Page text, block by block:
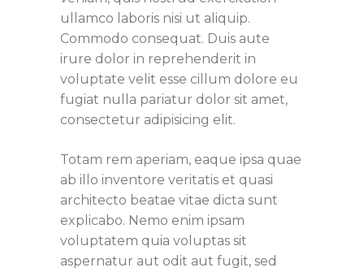
ullamco laboris nisi ut aliquip.
Commodo consequat. Duis aute
irure dolor in reprehenderit in
voluptate velit esse cillum dolore eu
fugiat nulla pariatur dolor sit amet,
consectetur adipisicing elit.
Totam rem aperiam, eaque ipsa quae
ab illo inventore veritatis et quasi
architecto beatae vitae dicta sunt
explicabo. Nemo enim ipsam
voluptatem quia voluptas sit
aspernatur aut odit aut fugit, sed